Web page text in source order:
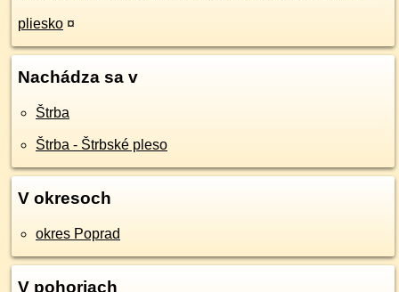
pliesko ¤
Nachádza sa v
Štrba
Štrba - Štrbské pleso
V okresoch
okres Poprad
V pohoriach